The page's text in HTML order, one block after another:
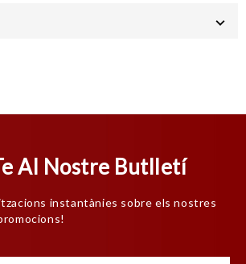

Al Nostre Butlletí
instantànies sobre els nostres